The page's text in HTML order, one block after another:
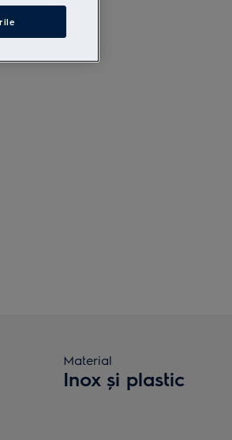
Material
Inox şi plastic